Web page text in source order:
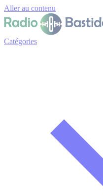
Aller au contenu
Catégories
Panneau de gestion des cookies